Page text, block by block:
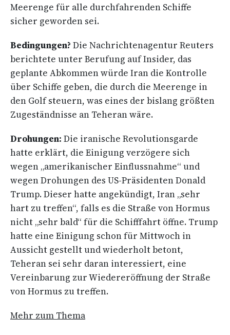
Meerenge für alle durchfahrenden Schiffe
sicher geworden sei.
Bedingungen? Die Nachrichtenagentur Reuters
berichtete unter Berufung auf Insider, das
geplante Abkommen würde Iran die Kontrolle
über Schiffe geben, die durch die Meerenge ⁠in
den Golf steuern, was eines der bislang größten
Zugeständnisse an Teheran wäre.
Drohungen: Die iranische Revolutionsgarde
hatte erklärt, die Einigung verzögere sich
wegen „amerikanischer Einflussnahme“ und
wegen Drohungen des US-Präsidenten Donald
Trump. Dieser hatte angekündigt, Iran „sehr
hart zu treffen“, falls es die Straße von Hormus
nicht „sehr bald“ für die Schifffahrt öffne. Trump
hatte eine Einigung schon für Mittwoch in
Aussicht gestellt und wiederholt betont,
Teheran sei sehr daran interessiert, eine
Vereinbarung zur Wiedereröffnung der Straße
von Hormus zu treffen.
Mehr zum Thema